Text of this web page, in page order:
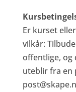
Er kurset
vilkår:
offentlige, og
uteblir fra en